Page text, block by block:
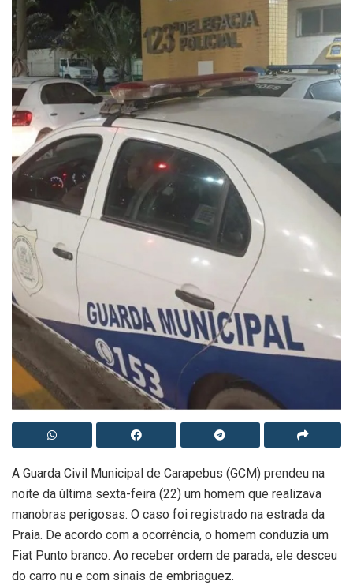
A Guarda Civil Municipal de Carapebus (GCM) prendeu na
noite da última sexta-feira (22) um homem que realizava
manobras perigosas. O caso foi registrado na estrada da
Praia. De acordo com a ocorrência, o homem conduzia um
Fiat Punto branco. Ao receber ordem de parada, ele desceu
do carro nu e com sinais de embriaguez.